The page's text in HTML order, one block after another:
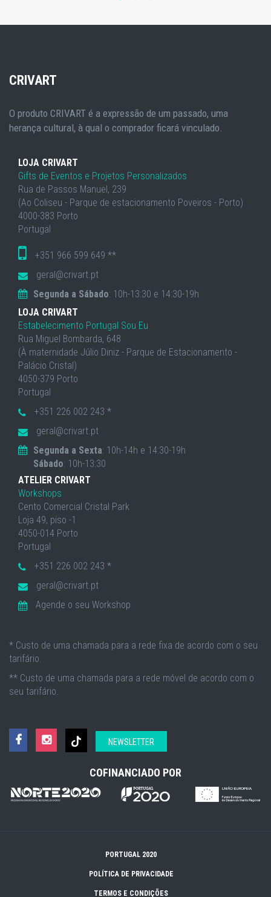
CRIVART
O produto CRIVART é a expressão de um passado, uma
herança cultural, à qual o comprador ficará vinculado.
LOJA CRIVART
Gifts de Eventos e Projetos Personalizados
Rua de Passos Manuel, 239
(Ao Coliseu - Parque de estacionamento Poveiros - Porto)
4000-383 Porto
Portugal
+351 966 599 649 **
geral@crivart.pt
Segunda a Sábado: 10h-13:30 e 14:30-19h
LOJA CRIVART
Estabelecimento Portugal Sou Eu
Rua Miguel Bombarda, 648
(À maternidade Júlio Diniz - Parque de Estacionamento -
Palácio Cristal)
4050-379 Porto
Portugal
+351 226 002 243 *
geral@crivart.pt
Segunda a Sexta: 10h-14h e 14:30-19h
Sábado: 10h-13:30
ATELIER CRIVART
Workshops
Cento Comercial Cristal Park
Loja 49, piso -1
4050-014 Porto
Portugal
+351 226 002 243 *
geral@crivart.pt
Agende o seu Workshop
* Custo de uma chamada para a rede fixa de acordo com o seu
tarifário.
** Custo de uma chamada para a rede móvel de acordo com o
seu tarifário.
NEWSLETTER
COFINANCIADO POR
PORTUGAL 2020
POLÍTICA DE PRIVACIDADE
TERMOS E CONDIÇÕES